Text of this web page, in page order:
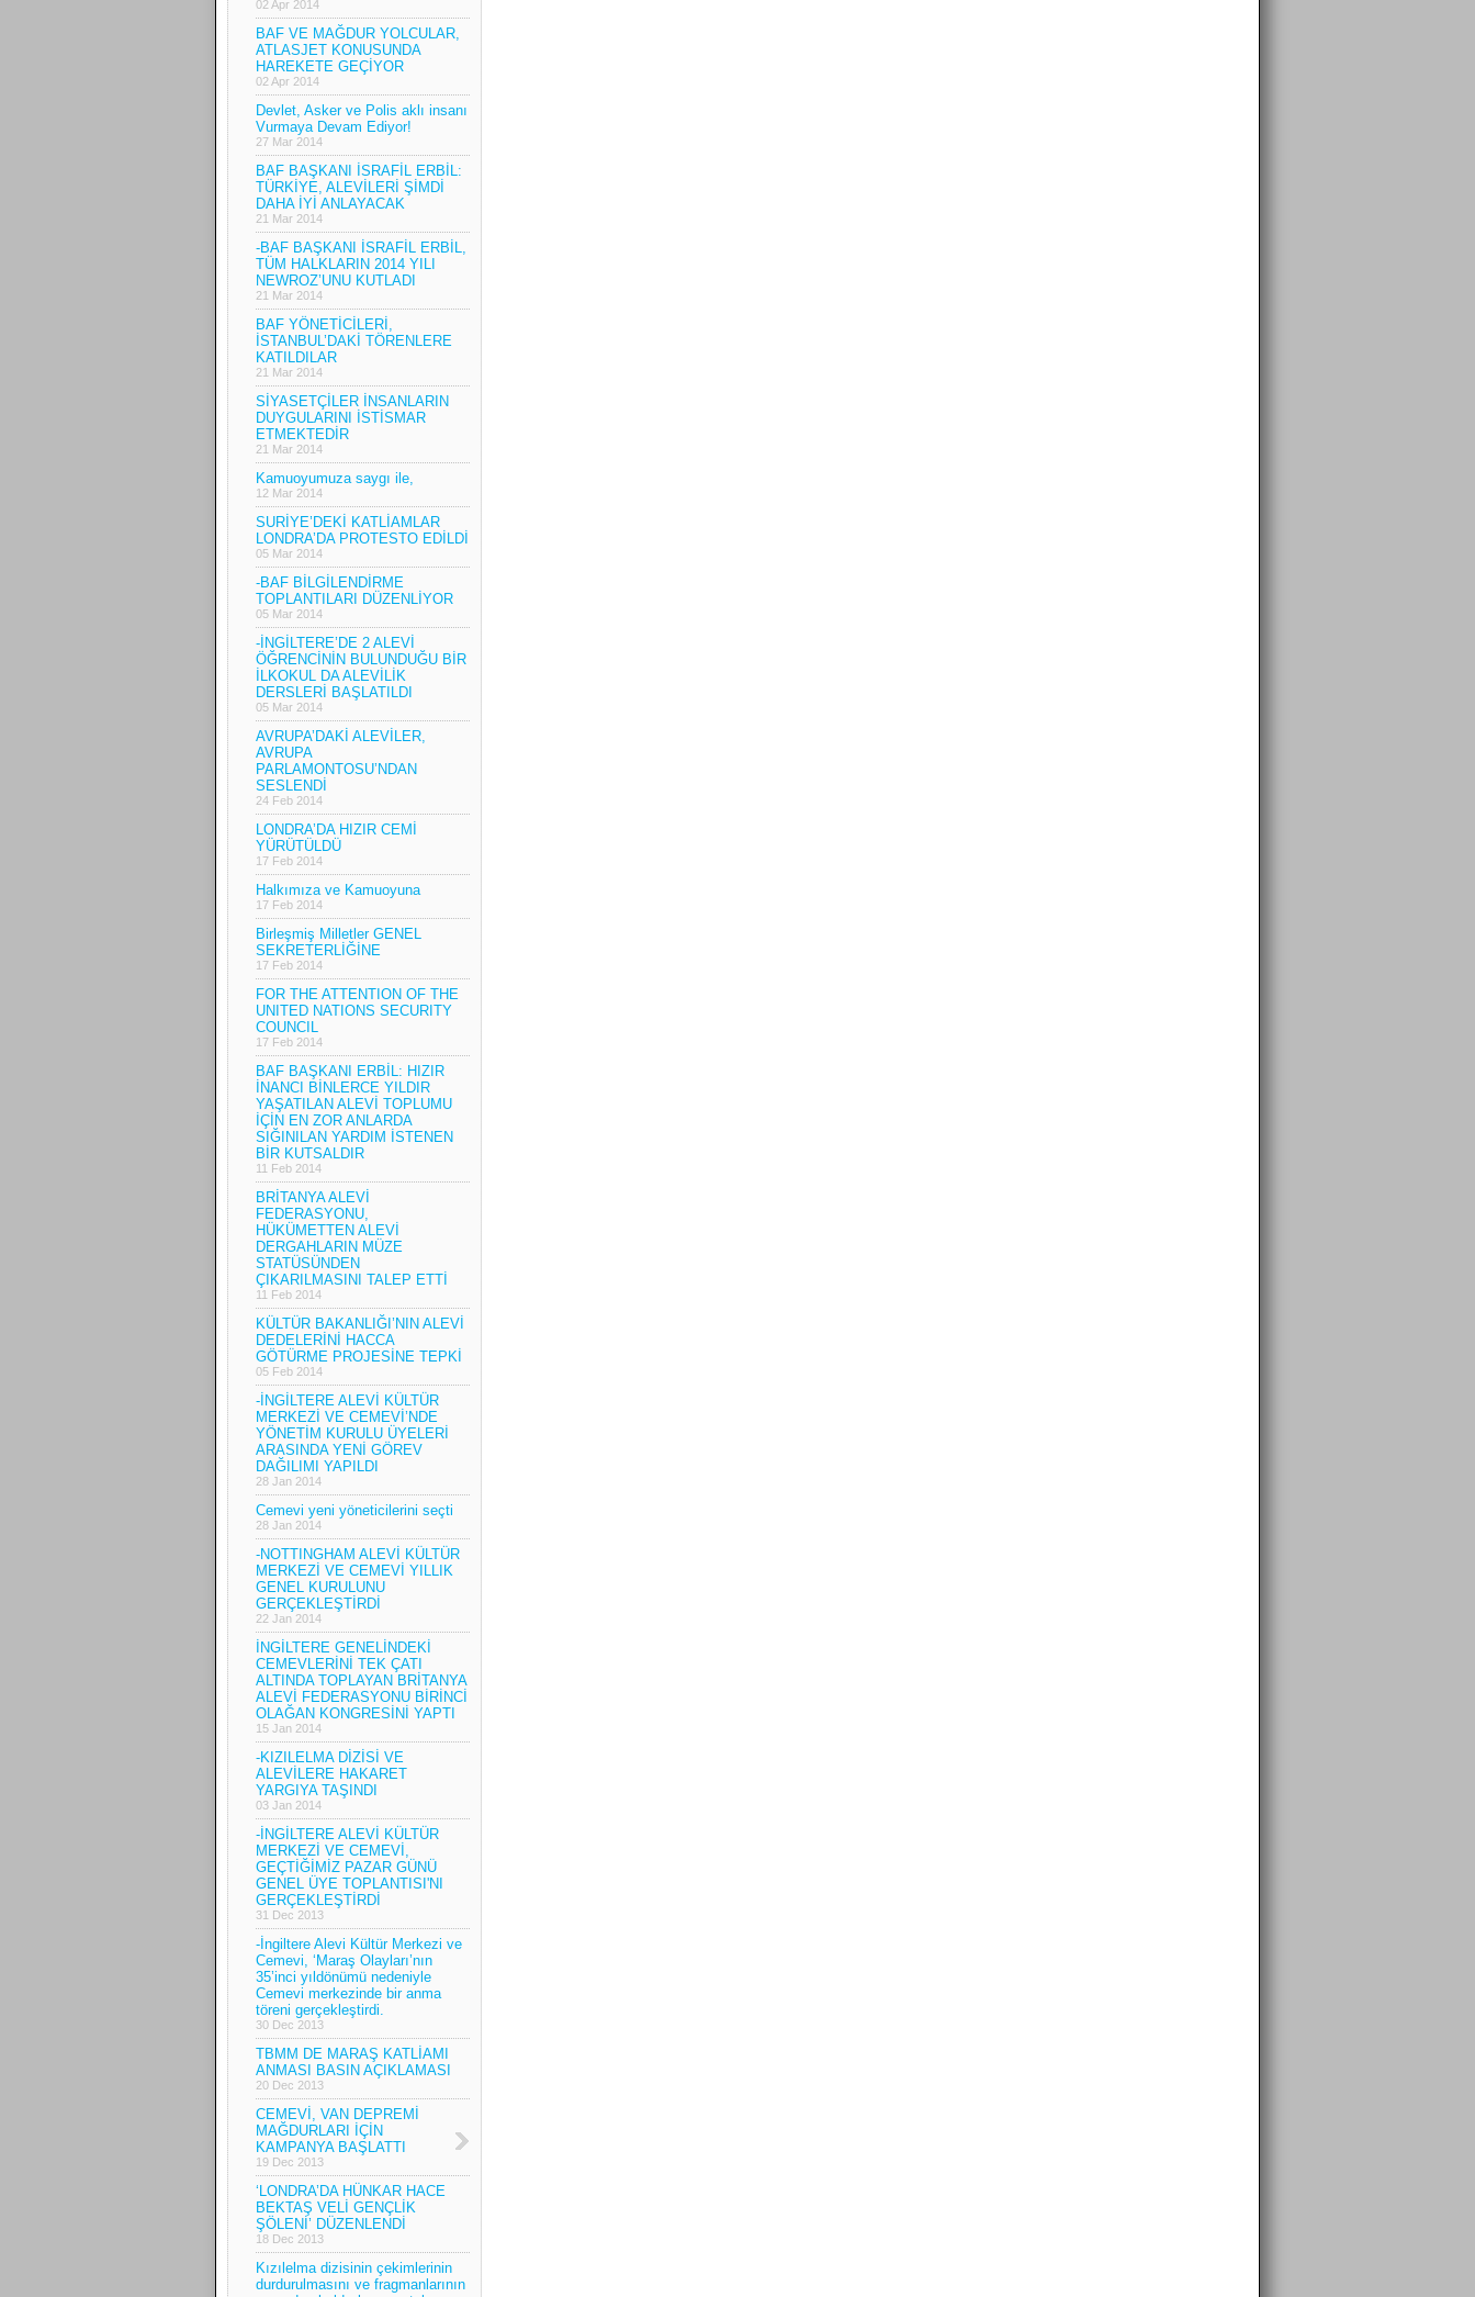
02 Apr 2014
BAF VE MAĞDUR YOLCULAR,
ATLASJET KONUSUNDA
HAREKETE GEÇİYOR
02 Apr 2014
Devlet, Asker ve Polis aklı insanı
Vurmaya Devam Ediyor!
27 Mar 2014
BAF BAŞKANI İSRAFİL ERBİL:
TÜRKİYE, ALEVİLERİ ŞİMDİ
DAHA İYİ ANLAYACAK
21 Mar 2014
-BAF BAŞKANI İSRAFİL ERBİL,
TÜM HALKLARIN 2014 YILI
NEWROZ’UNU KUTLADI
21 Mar 2014
BAF YÖNETİCİLERİ,
İSTANBUL’DAKİ TÖRENLERE
KATILDILAR
21 Mar 2014
SİYASETÇİLER İNSANLARIN
DUYGULARINI İSTİSMAR
ETMEKTEDİR
21 Mar 2014
Kamuoyumuza saygı ile,
12 Mar 2014
SURİYE’DEKİ KATLİAMLAR
LONDRA’DA PROTESTO EDİLDİ
05 Mar 2014
-BAF BİLGİLENDİRME
TOPLANTILARI DÜZENLİYOR
05 Mar 2014
-İNGİLTERE’DE 2 ALEVİ
ÖĞRENCİNİN BULUNDUĞU BİR
İLKOKUL DA ALEVİLİK
DERSLERİ BAŞLATILDI
05 Mar 2014
AVRUPA’DAKİ ALEVİLER,
AVRUPA
PARLAMONTOSU’NDAN
SESLENDİ
24 Feb 2014
LONDRA’DA HIZIR CEMİ
YÜRÜTÜLDÜ
17 Feb 2014
Halkımıza ve Kamuoyuna
17 Feb 2014
Birleşmiş Milletler GENEL
SEKRETERLİĞİNE
17 Feb 2014
FOR THE ATTENTION OF THE
UNITED NATIONS SECURITY
COUNCIL
17 Feb 2014
BAF BAŞKANI ERBİL: HIZIR
İNANCI BİNLERCE YILDIR
YAŞATILAN ALEVİ TOPLUMU
İÇİN EN ZOR ANLARDA
SIĞINILAN YARDIM İSTENEN
BİR KUTSALDIR
11 Feb 2014
BRİTANYA ALEVİ
FEDERASYONU,
HÜKÜMETTEN ALEVİ
DERGAHLARIN MÜZE
STATÜSÜNDEN
ÇIKARILMASINI TALEP ETTİ
11 Feb 2014
KÜLTÜR BAKANLIĞI’NIN ALEVİ
DEDELERİNİ HACCA
GÖTÜRME PROJESİNE TEPKİ
05 Feb 2014
-İNGİLTERE ALEVİ KÜLTÜR
MERKEZİ VE CEMEVİ’NDE
YÖNETİM KURULU ÜYELERİ
ARASINDA YENİ GÖREV
DAĞILIMI YAPILDI
28 Jan 2014
Cemevi yeni yöneticilerini seçti
28 Jan 2014
-NOTTINGHAM ALEVİ KÜLTÜR
MERKEZİ VE CEMEVİ YILLIK
GENEL KURULUNU
GERÇEKLEŞTİRDİ
22 Jan 2014
İNGİLTERE GENELİNDEKİ
CEMEVLERİNİ TEK ÇATI
ALTINDA TOPLAYAN BRİTANYA
ALEVİ FEDERASYONU BİRİNCİ
OLAĞAN KONGRESİNİ YAPTI
15 Jan 2014
-KIZILELMA DİZİSİ VE
ALEVİLERE HAKARET
YARGIYA TAŞINDI
03 Jan 2014
-İNGİLTERE ALEVİ KÜLTÜR
MERKEZİ VE CEMEVİ,
GEÇTİĞİMİZ PAZAR GÜNÜ
GENEL ÜYE TOPLANTISI'NI
GERÇEKLEŞTİRDİ
31 Dec 2013
-İngiltere Alevi Kültür Merkezi ve
Cemevi, ‘Maraş Olayları’nın
35’inci yıldönümü nedeniyle
Cemevi merkezinde bir anma
töreni gerçekleştirdi.
30 Dec 2013
TBMM DE MARAŞ KATLİAMI
ANMASI BASIN AÇIKLAMASI
20 Dec 2013
CEMEVİ, VAN DEPREMİ
MAĞDURLARI İÇİN
KAMPANYA BAŞLATTI
19 Dec 2013
‘LONDRA’DA HÜNKAR HACE
BEKTAŞ VELİ GENÇLİK
ŞÖLENİ’ DÜZENLENDİ
18 Dec 2013
Kızılelma dizisinin çekimlerinin
durdurulmasını ve fragmanlarının